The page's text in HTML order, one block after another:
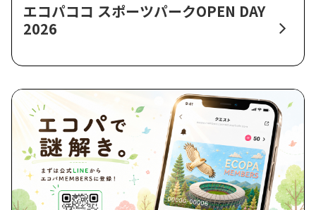
エコパココ スポーツパークOPEN DAY
2026